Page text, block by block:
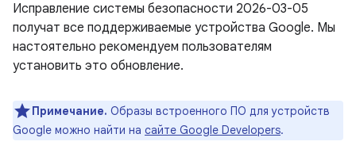
Исправление системы безопасности 2026-03-05
получат все поддерживаемые устройства Google. Мы
настоятельно рекомендуем пользователям
установить это обновление.
Примечание. Образы встроенного ПО для устройств
Google можно найти на сайте Google Developers.